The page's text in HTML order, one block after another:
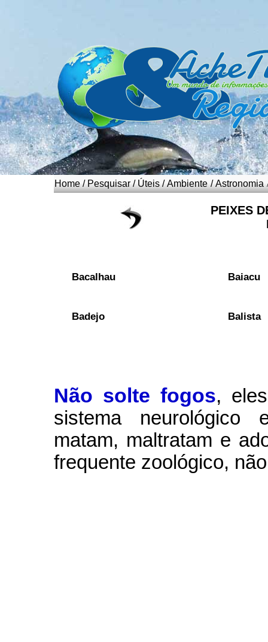
Home / Pesquisar / Úteis /Ambiente /Astronomia
PEIXES
Bacalhau Baiacu
Badejo Balista
Não solte fogos,
sistema neurológico
matam, maltratam e
frequente zoológico,